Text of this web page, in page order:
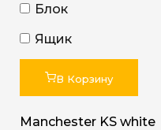
Блок
Ящик
В Корзину
Manchester KS white